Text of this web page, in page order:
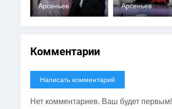
0
Арсеньев
0
Арсеньев
Комментарии
Написать комментарий
Нет комментариев. Ваш будет первым!